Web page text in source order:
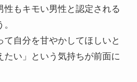
性もキモい男性と認定される
て自分を甘やかしてほしいと
たい」という気持ちが前面に